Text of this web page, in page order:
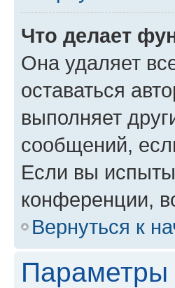
Что делает
Она удаляет
оставаться
выполняет
сообщений,
Если вы
конференции,
Вернуться к
Параметры